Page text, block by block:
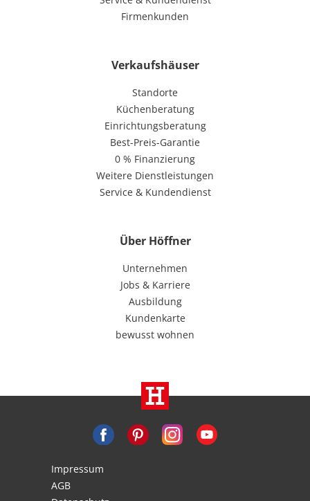
Firmenkunden
Verkaufshäuser
Standorte
Küchenberatung
Einrichtungsberatung
Best-Preis-Garantie
0 % Finanzierung
Weitere Dienstleistungen
Service & Kundendienst
Über Höffner
Unternehmen
Jobs & Karriere
Ausbildung
Kundenkarte
bewusst wohnen
Impressum
AGB